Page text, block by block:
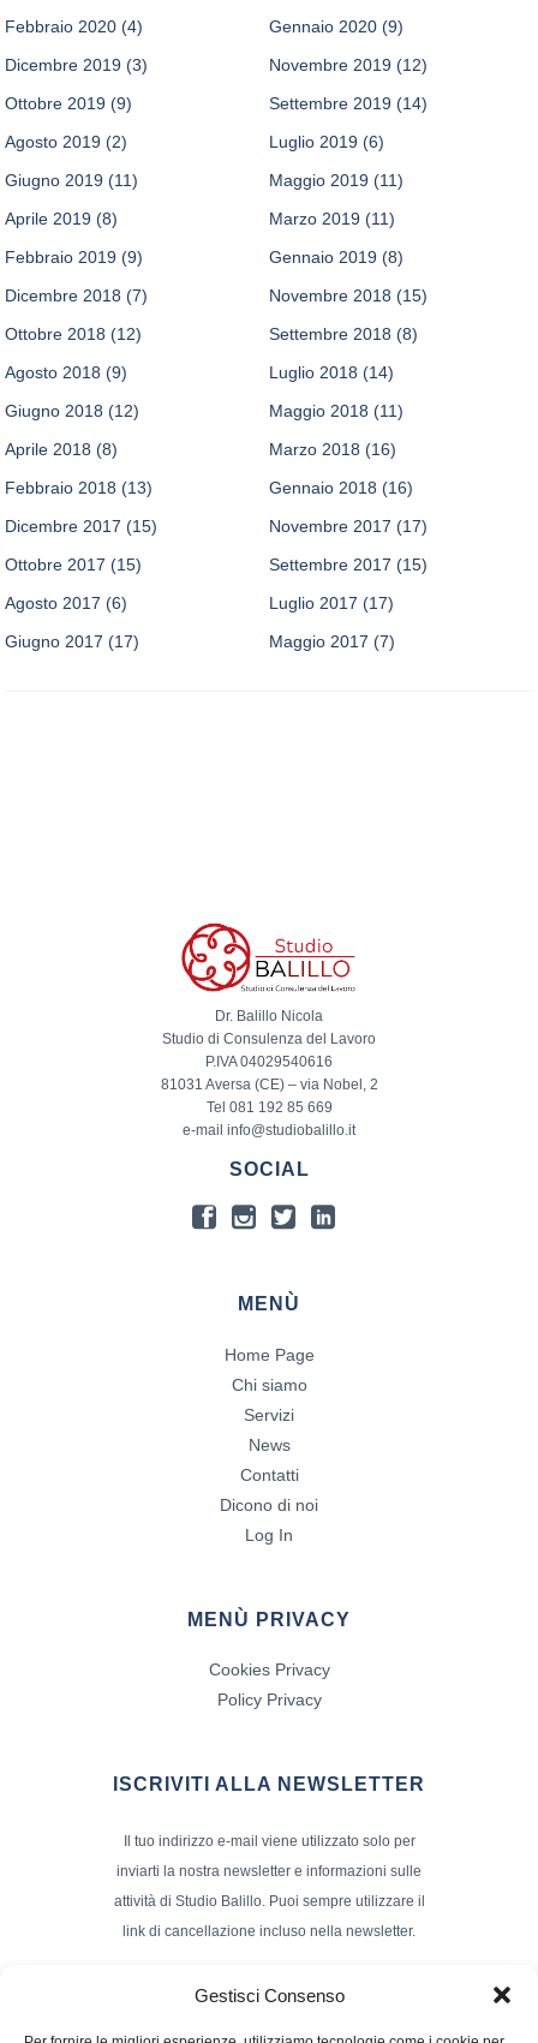
Gestisci Consenso
Febbraio 2020 (4) Gennaio 2020 (9)
Dicembre 2019 (3) Novembre 2019 (12)
Ottobre 2019 (9) Settembre 2019 (14)
Agosto 2019 (2) Luglio 2019 (6)
Giugno 2019 (11) Maggio 2019 (11)
Aprile 2019 (8) Marzo 2019 (11)
Febbraio 2019 (9) Gennaio 2019 (8)
Dicembre 2018 (7) Novembre 2018 (15)
Ottobre 2018 (12) Settembre 2018 (8)
Agosto 2018 (9) Luglio 2018 (14)
Giugno 2018 (12) Maggio 2018 (11)
Aprile 2018 (8) Marzo 2018 (16)
Febbraio 2018 (13) Gennaio 2018 (16)
Dicembre 2017 (15) Novembre 2017 (17)
Ottobre 2017 (15) Settembre 2017 (15)
Agosto 2017 (6) Luglio 2017 (17)
Giugno 2017 (17) Maggio 2017 (7)
Dr. Balillo Nicola
Studio di Consulenza del Lavoro
P.IVA 04029540616
81031 Aversa (CE) – via Nobel, 2
Tel 081 192 85 669
e-mail info@studiobalillo.it
SOCIAL
MENÙ
Home Page
Chi siamo
Servizi
News
Contatti
Dicono di noi
Log In
MENÙ PRIVACY
Cookies Privacy
Policy Privacy
ISCRIVITI ALLA NEWSLETTER
Il tuo indirizzo e-mail viene utilizzato solo per
inviarti la nostra newsletter e informazioni sulle
attività di Studio Balillo. Puoi sempre utilizzare il
link di cancellazione incluso nella newsletter.